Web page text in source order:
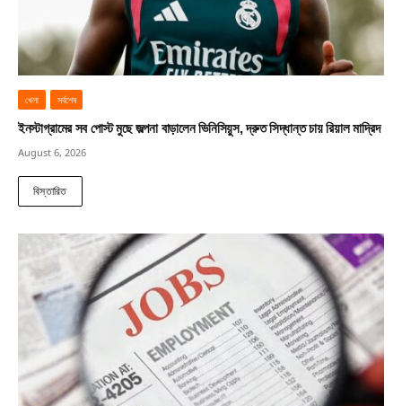
খেলা সর্বশেষ
ইনস্টাগ্রামের সব পোস্ট মুছে জল্পনা বাড়ালেন ভিনিসিয়ুস, দ্রুত সিদ্ধান্ত চায় রিয়াল মাদ্রিদ
August 6, 2026
বিস্তারিত